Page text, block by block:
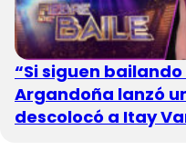
“Si siguen
Argandoña lanzó
descolocó a Itay